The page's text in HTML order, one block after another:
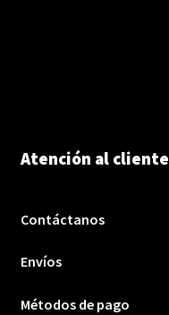
Atención al cliente
Contáctanos
Envíos
Métodos de pago